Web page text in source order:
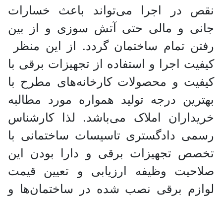
نقص در اجرا می‌تواند باعث خسارات
جانی و مالی حتی آتش سوزی و از بین
رفتن تمام ساختمان گردد. از این منظر
کیفیت اجرا و استفاده از تجهیزات برقی با
کیفیت و محصولات کارخانه‌های مطرح با
بهترین درجه تولید همواره مورد مطالبه
خریداران املاک می‌باشد. لذا کارشناس
رسمی دادگستری تاسیسات ساختمانی با
تخصص تجهیزات برقی و دارا بودن این
صلاحیت وظیفه ارزیابی و تعیین قیمت
لوازم برقی نصب شده در ساختمان‌ها و